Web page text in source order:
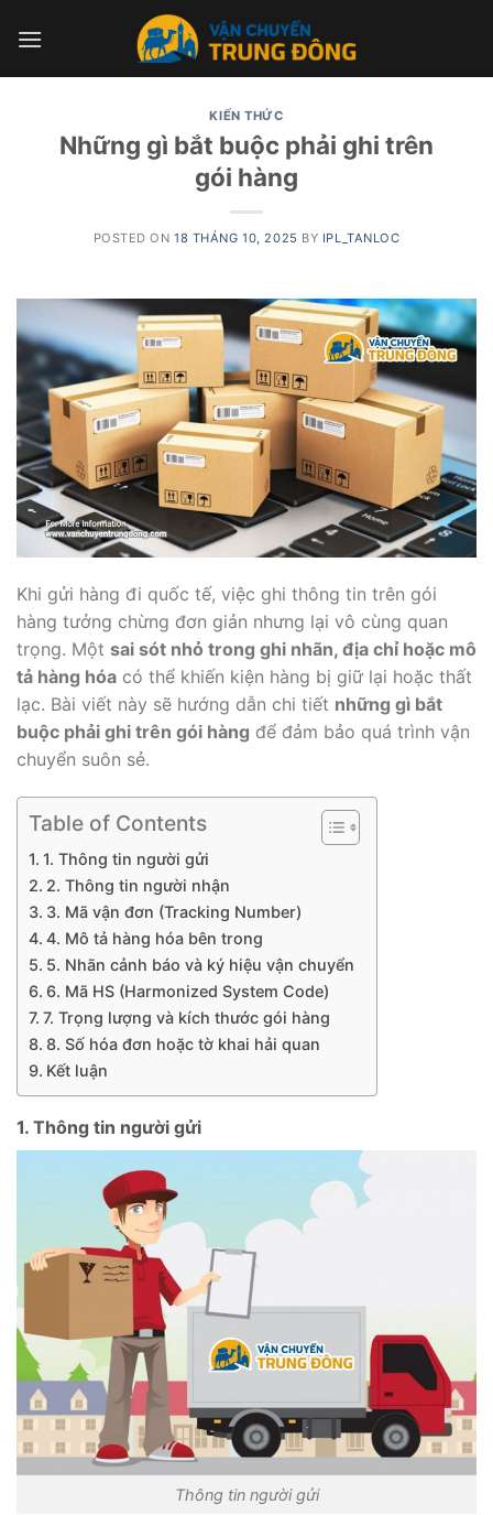
KIẾN THỨC
Những gì bắt buộc phải ghi trên
gói hàng
POSTED ON18 THÁNG 10, 2025 BY IPL_TANLOC
Khi gửi hàng đi quốc tế, việc ghi thông tin trên gói
hàng tưởng chừng đơn giản nhưng lại vô cùng quan
trọng. Một sai sót nhỏ trong ghi nhãn, địa chỉ hoặc mô
tả hàng hóa có thể khiến kiện hàng bị giữ lại hoặc thất
lạc. Bài viết này sẽ hướng dẫn chi tiết những gì bắt
buộc phải ghi trên gói hàng để đảm bảo quá trình vận
chuyển suôn sẻ.
Table of Contents
1. Thông tin người gửi
2. Thông tin người nhận
3. Mã vận đơn (Tracking Number)
4. Mô tả hàng hóa bên trong
5. Nhãn cảnh báo và ký hiệu vận chuyển
6. Mã HS (Harmonized System Code)
7. Trọng lượng và kích thước gói hàng
8. Số hóa đơn hoặc tờ khai hải quan
Kết luận
1. Thông tin người gửi
Thông tin người gửi